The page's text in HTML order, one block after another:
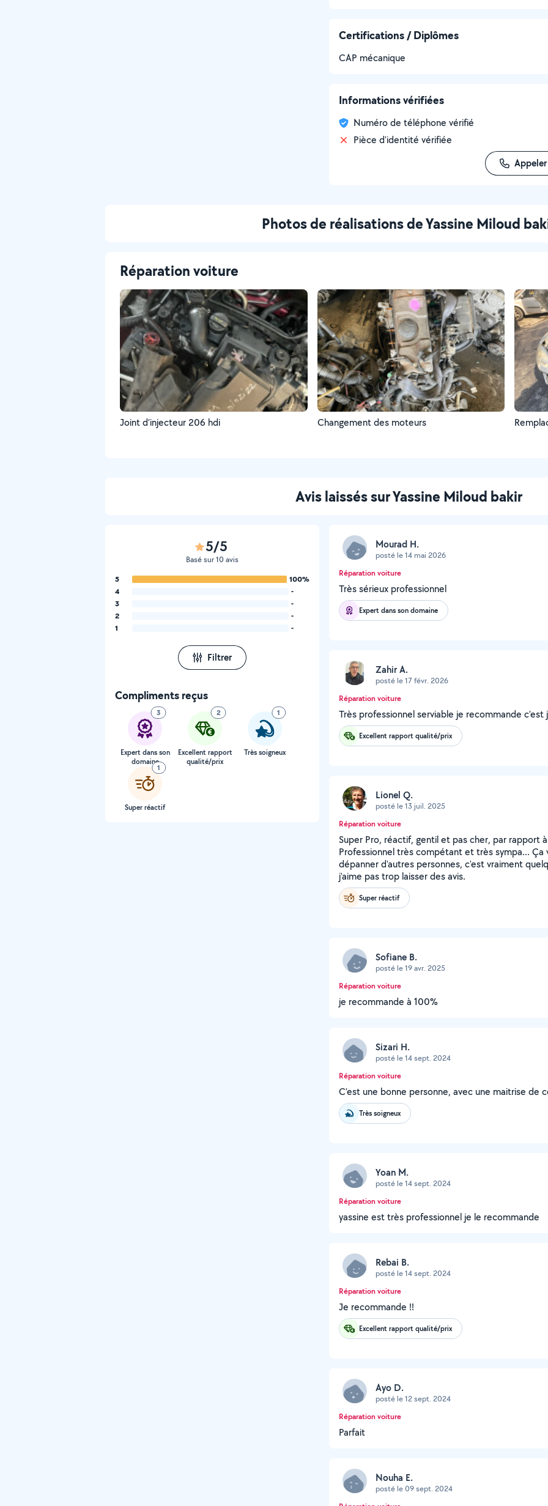
Certifications / Diplômes
CAP mécanique
Informations vérifiées
Numéro de téléphone vérifié
Pièce d'identité vérifiée
Appeler
Photos de réalisations de Yassine Miloud
Réparation voiture
Joint d’injecteur 206 hdi Changement des moteurs
Avis laissés sur Yassine Miloud bakir
5/5
Basé sur 10 avis
5
100%
4
-
3
-
2
-
1
-
Filtrer
Compliments reçus
3
Expert dans son
domaine
2
Excellent rapport
qualité/prix
1
Très soigneux
1
Super réactif
Mourad H.
posté le 14 mai 2026
Réparation voiture
Très sérieux professionnel
Expert dans son domaine
Zahir A.
posté le 17 févr. 2026
Réparation voiture
Très professionnel serviable je recommande
Excellent rapport qualité/prix
Lionel Q.
posté le 13 juil. 2025
Réparation voiture
Super Pro, réactif, gentil et pas cher, par rapport
Professionnel très compétant et très sympa... Ça
dépanner d'autres personnes, c'est vraiment
j'aime pas trop laisser des avis.
Super réactif
Sofiane B.
posté le 19 avr. 2025
Réparation voiture
je recommande à 100%
Sizari H.
posté le 14 sept. 2024
Réparation voiture
C’est une bonne personne, avec une maitrise de
Très soigneux
Yoan M.
posté le 14 sept. 2024
Réparation voiture
yassine est très professionnel je le recommande
Rebai B.
posté le 14 sept. 2024
Réparation voiture
Je recommande !!
Excellent rapport qualité/prix
Ayo D.
posté le 12 sept. 2024
Réparation voiture
Parfait
Nouha E.
posté le 09 sept. 2024